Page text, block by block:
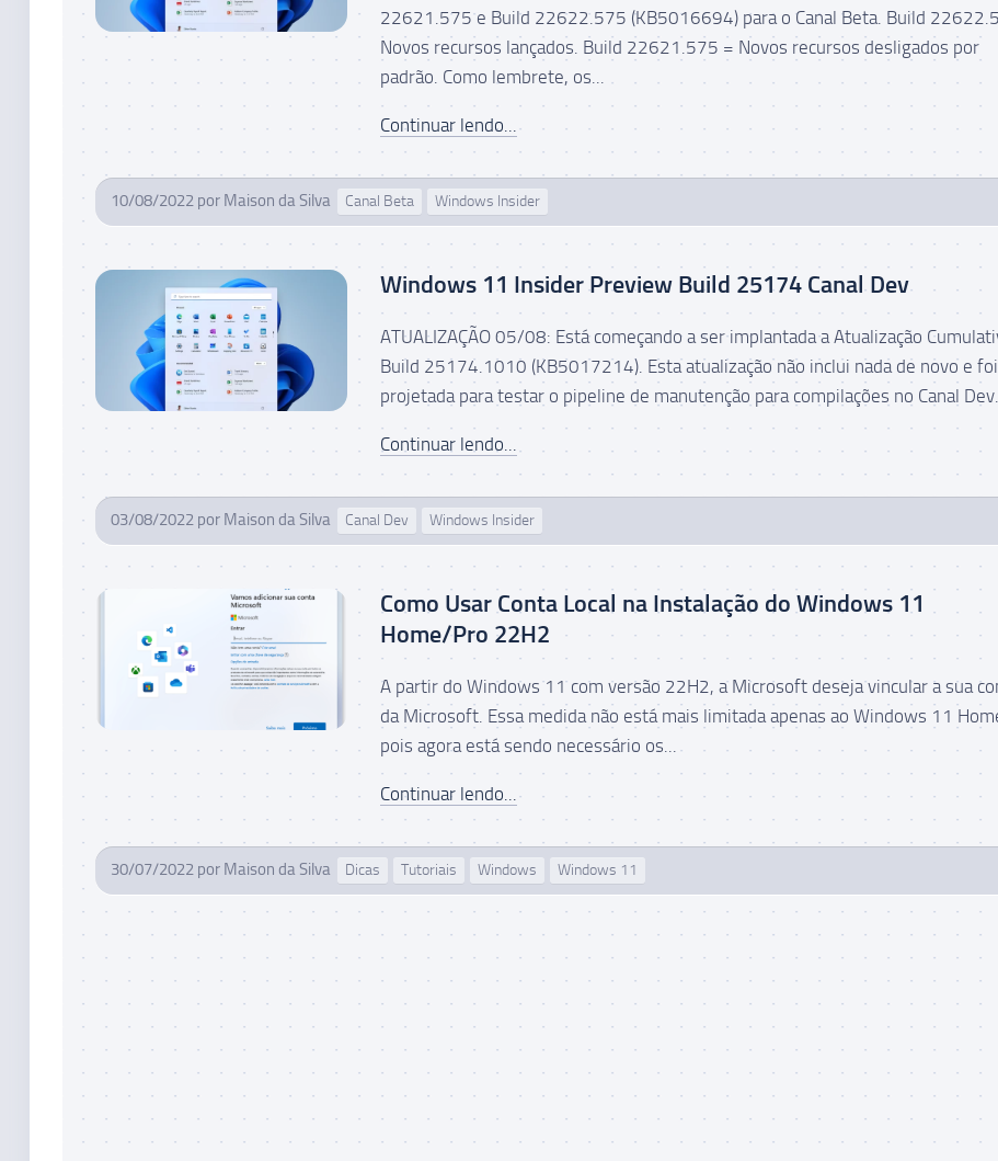
22621.575 e Build 22622.575 (KB5016694) para o Canal Beta. Build
Novos recursos lançados. Build 22621.575 = Novos recursos desligados por
padrão. Como lembrete, os...
Continuar lendo...
10/08/2022 por Maison da Silva Canal Beta Windows Insider
Windows 11 Insider Preview Build 25174 Canal Dev
ATUALIZAÇÃO 05/08: Está começando a ser implantada a Atualização
Build 25174.1010 (KB5017214). Esta atualização não inclui nada de novo e foi
projetada para testar o pipeline de manutenção para compilações no Canal
Continuar lendo...
03/08/2022 por Maison da Silva Canal Dev Windows Insider
Como Usar Conta Local na Instalação do Windows 11
Home/Pro 22H2
A partir do Windows 11 com versão 22H2, a Microsoft deseja vincular a sua
da Microsoft. Essa medida não está mais limitada apenas ao Windows 11
pois agora está sendo necessário os...
Continuar lendo...
30/07/2022 por Maison da Silva Dicas Tutoriais Windows Windows 11